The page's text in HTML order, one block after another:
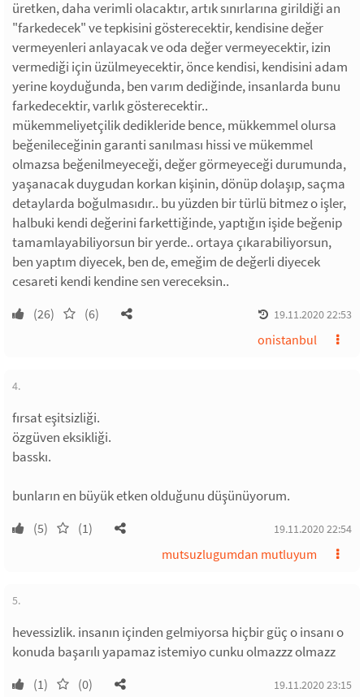
üretken, daha verimli olacaktır, artık sınırlarına girildiği an
"farkedecek" ve tepkisini gösterecektir, kendisine değer
vermeyenleri anlayacak ve oda değer vermeyecektir, izin
vermediği için üzülmeyecektir, önce kendisi, kendisini adam
yerine koyduğunda, ben varım dediğinde, insanlarda bunu
farkedecektir, varlık gösterecektir..
mükemmeliyetçilik dedikleride bence, mükkemmel olursa
beğenileceğinin garanti sanılması hissi ve mükemmel
olmazsa beğenilmeyeceği, değer görmeyeceği durumunda,
yaşanacak duygudan korkan kişinin, dönüp dolaşıp, saçma
detaylarda boğulmasıdır.. bu yüzden bir türlü bitmez o işler,
halbuki kendi değerini farkettiğinde, yaptığın işide beğenip
tamamlayabiliyorsun bir yerde.. ortaya çıkarabiliyorsun,
ben yaptım diyecek, ben de, emeğim de değerli diyecek
cesareti kendi kendine sen vereceksin..
(26) (6) 19.11.2020 22:53
onistanbul
4.
fırsat eşitsizliği.
özgüven eksikliği.
basskı.
bunların en büyük etken olduğunu düşünüyorum.
(5) (1) 19.11.2020 22:54
mutsuzlugumdan mutluyum
5.
hevessizlik. insanın içinden gelmiyorsa hiçbir güç o insanı o
konuda başarılı yapamaz istemiyo cunku olmazzz olmazz
(1) (0) 19.11.2020 23:15